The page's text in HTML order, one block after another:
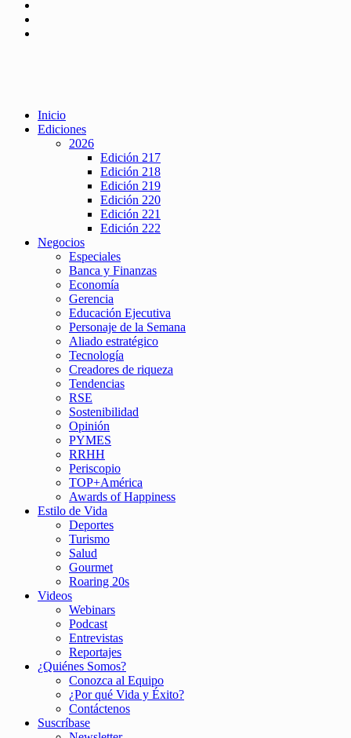
Inicio
Ediciones
2026
Edición 217
Edición 218
Edición 219
Edición 220
Edición 221
Edición 222
Negocios
Especiales
Banca y Finanzas
Economía
Gerencia
Educación Ejecutiva
Personaje de la Semana
Aliado estratégico
Tecnología
Creadores de riqueza
Tendencias
RSE
Sostenibilidad
Opinión
PYMES
RRHH
Periscopio
TOP+América
Awards of Happiness
Estilo de Vida
Deportes
Turismo
Salud
Gourmet
Roaring 20s
Videos
Webinars
Podcast
Entrevistas
Reportajes
¿Quiénes Somos?
Conozca al Equipo
¿Por qué Vida y Éxito?
Contáctenos
Suscríbase